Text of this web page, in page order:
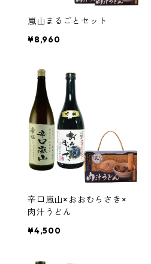
嵐山まるごとセット
¥8,960
辛口嵐山×おおむらさき×
肉汁うどん
¥4,500